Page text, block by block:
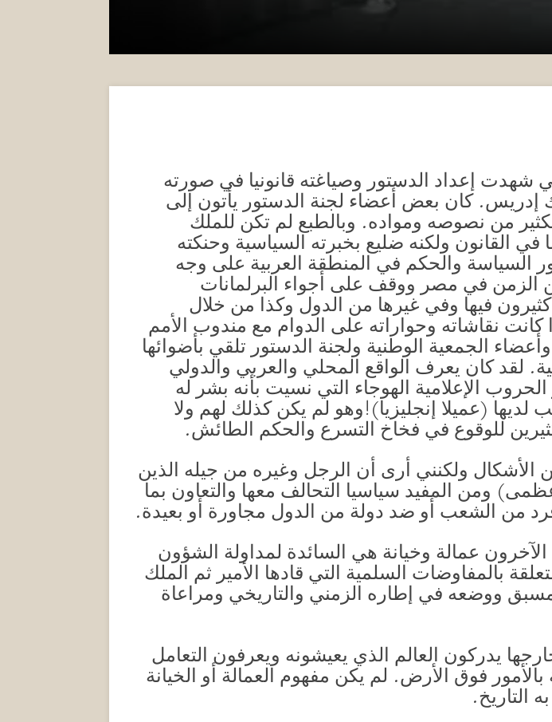
تلك الأيام من عام 1951 التي شهدت إعداد الدستور وصياغته قانونيا في صورته
إدريس. كان بعض أعضاء لجنة الدستور يأتون إلى
من نصوصه ومواده. وبالطبع لم تكن للملك
في القانون ولكنه ضليع بخبرته السياسية وحنكته
السياسة والحكم في المنطقة العربية على وجه
الزمن في مصر ووقف على أجواء البرلمانات
كثيرون فيها وفي غيرها من الدول وكذا من خلال
كانت نقاشاته وحواراته على الدوام مع مندوب الأمم
الجمعية الوطنية ولجنة الدستور تلقي بأضوائها
لقد كان يعرف الواقع المحلي والعربي والدولي
الإعلامية الهوجاء التي نسيت بأنه بشر له
(عميلا إنجليزيا)!وهو لم يكن كذلك لهم ولا
للوقوع في فخاخ التسرع والحكم الطائش.
الأشكال ولكنني أرى أن الرجل وغيره من جيله الذين
ومن المفيد سياسيا التحالف معها والتعاون بما
من الشعب أو ضد دولة من الدول مجاورة أو بعيدة.
عمالة وخيانة هي السائدة لمداولة الشؤون
بالمفاوضات السلمية التي قادها الأمير ثم الملك
ووضعه في إطاره الزمني والتاريخي ومراعاة
يدركون العالم الذي يعيشونه ويعرفون التعامل
فوق الأرض. لم يكن مفهوم العمالة أو الخيانة
التاريخ.